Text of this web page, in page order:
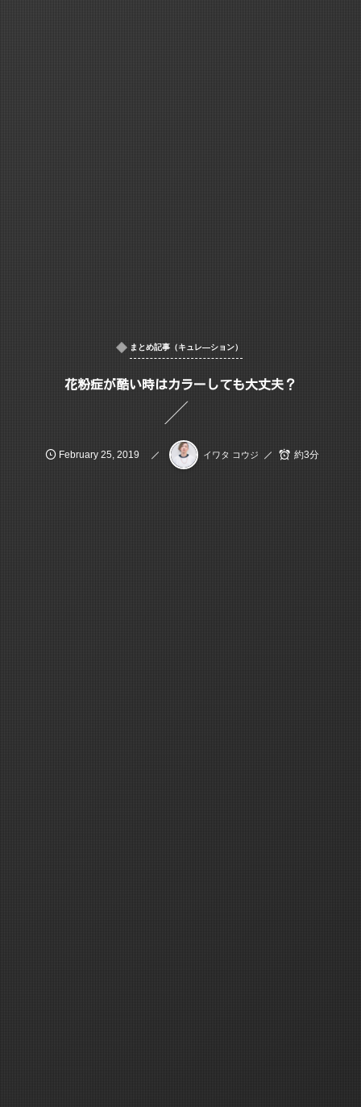
まとめ記事（キュレ―ション）
花粉症が酷い時はカラーしても大丈夫？
February 25 2019 イワタ コウジ 約3分